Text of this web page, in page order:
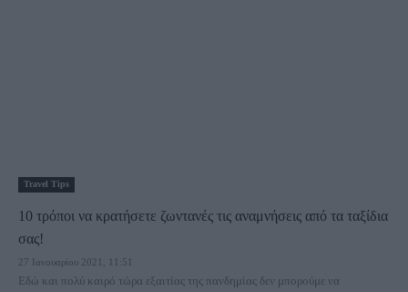
Travel Tips
10 τρόποι να κρατήσετε ζωντανές τις αναμνήσεις από τα ταξίδια
σας!
27 Ιανουαρίου 2021, 11:51
Εδώ και πολύ καιρό τώρα εξαιτίας της πανδημίας δεν μπορούμε να